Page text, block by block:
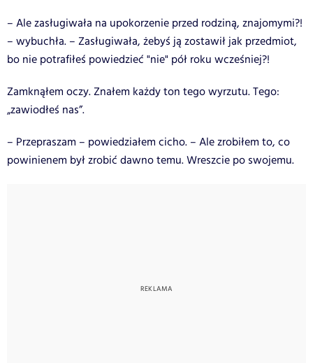
– Ale zasługiwała na upokorzenie przed rodziną, znajomymi?!
– wybuchła. – Zasługiwała, żebyś ją zostawił jak przedmiot,
bo nie potrafiłeś powiedzieć "nie" pół roku wcześniej?!
Zamknąłem oczy. Znałem każdy ton tego wyrzutu. Tego:
„zawiodłeś nas”.
– Przepraszam – powiedziałem cicho. – Ale zrobiłem to, co
powinienem był zrobić dawno temu. Wreszcie po swojemu.